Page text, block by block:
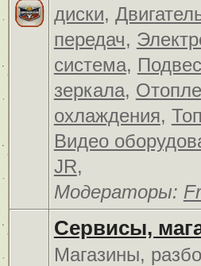
диски,
передач,
система,
зеркала,
охлаждения,
Видео
JR,
Модераторы:
Сервисы,
Магазины,